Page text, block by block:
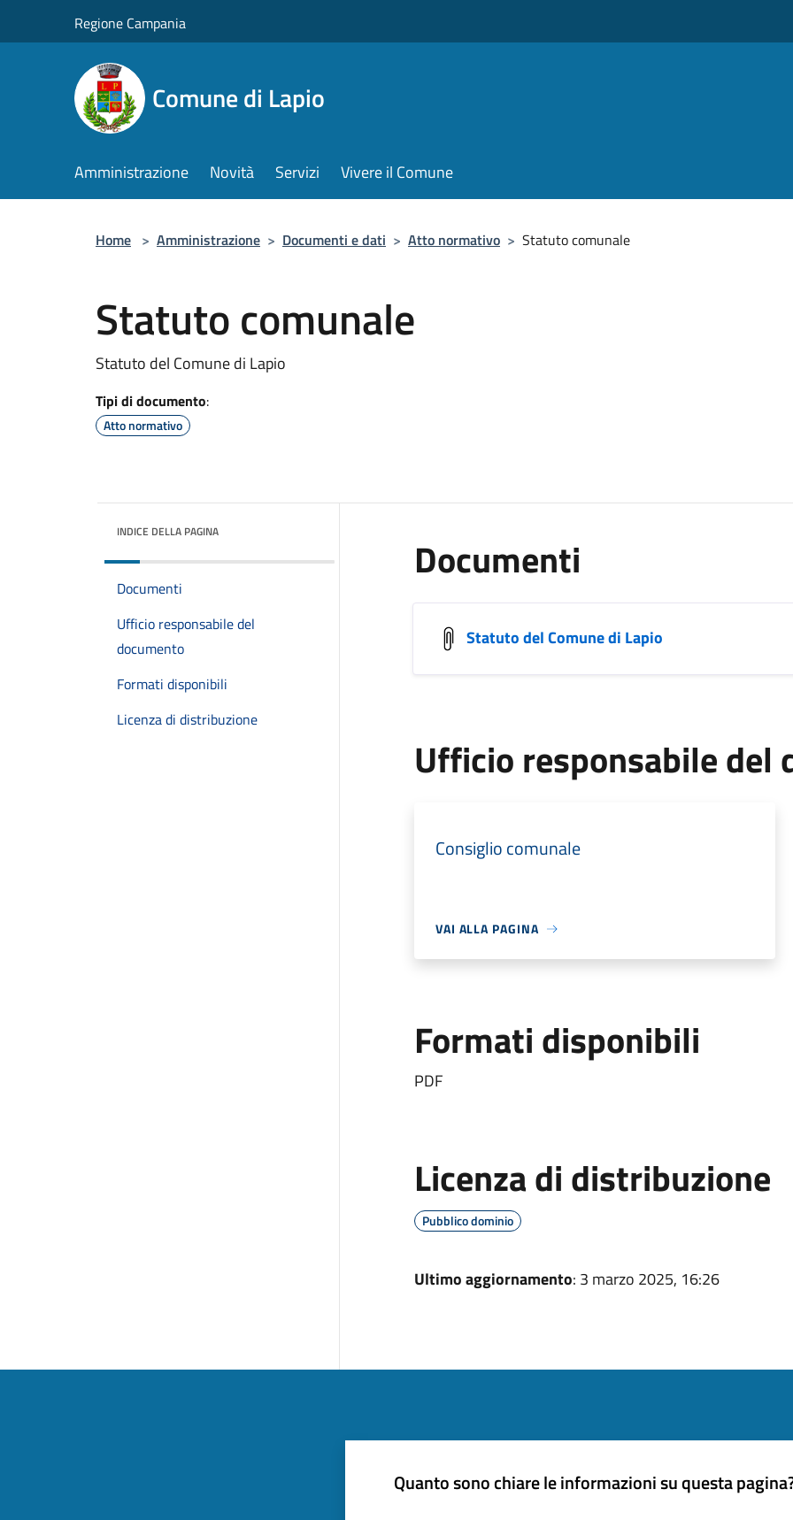
Regione Campania
Comune di Lapio
Amministrazione Novità Servizi Vivere il Comune
Home > Amministrazione > Documenti e dati > Atto normativo > Statuto comunale
Statuto comunale
Statuto del Comune di Lapio
Tipi di documento:
Atto normativo
INDICE DELLA PAGINA
Documenti
Ufficio responsabile del
documento
Formati disponibili
Licenza di distribuzione
Documenti
Statuto del Comune di Lapio
Ufficio responsabile del
Consiglio comunale
VAI ALLA PAGINA
Formati disponibili
PDF
Licenza di distribuzione
Pubblico dominio
Ultimo aggiornamento: 3 marzo 2025, 16:26
Quanto sono chiare le informazioni su questa